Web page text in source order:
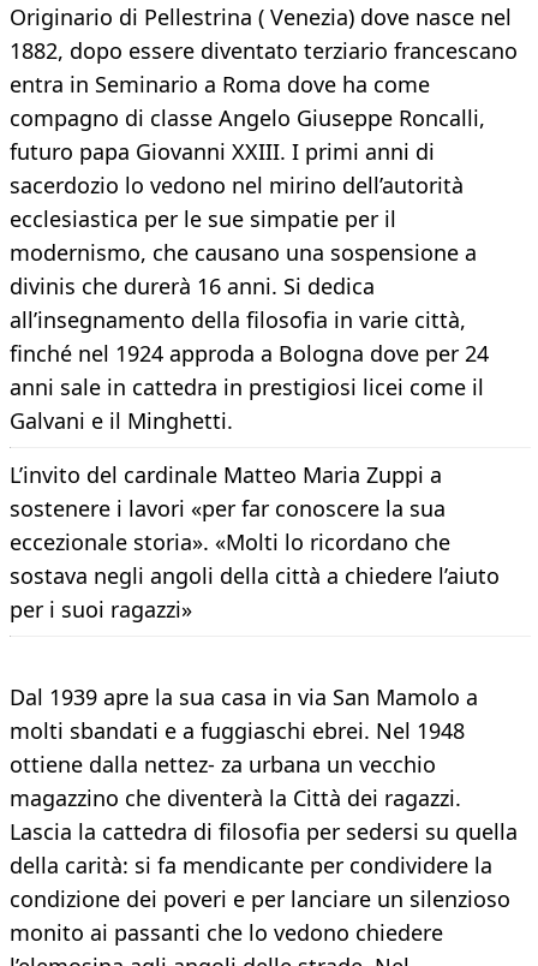
Originario di Pellestrina ( Venezia) dove nasce nel
1882, dopo essere diventato terziario francescano
entra in Seminario a Roma dove ha come
compagno di classe Angelo Giuseppe Roncalli,
futuro papa Giovanni XXIII. I primi anni di
sacerdozio lo vedono nel mirino dell’autorità
ecclesiastica per le sue simpatie per il
modernismo, che causano una sospensione a
divinis che durerà 16 anni. Si dedica
all’insegnamento della filosofia in varie città,
finché nel 1924 approda a Bologna dove per 24
anni sale in cattedra in prestigiosi licei come il
Galvani e il Minghetti.
L’invito del cardinale Matteo Maria Zuppi a
sostenere i lavori «per far conoscere la sua
eccezionale storia». «Molti lo ricordano che
sostava negli angoli della città a chiedere l’aiuto
per i suoi ragazzi»
Dal 1939 apre la sua casa in via San Mamolo a
molti sbandati e a fuggiaschi ebrei. Nel 1948
ottiene dalla nettez- za urbana un vecchio
magazzino che diventerà la Città dei ragazzi.
Lascia la cattedra di filosofia per sedersi su quella
della carità: si fa mendicante per condividere la
condizione dei poveri e per lanciare un silenzioso
monito ai passanti che lo vedono chiedere